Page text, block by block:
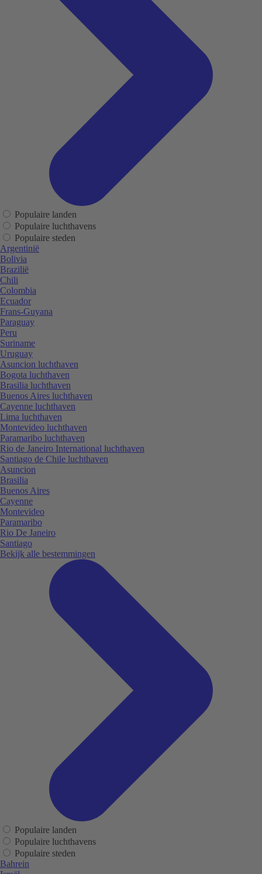
Populaire landen
Populaire luchthavens
Populaire steden
Argentinië
Bolivia
Brazilië
Chili
Colombia
Ecuador
Frans-Guyana
Paraguay
Peru
Suriname
Uruguay
Asuncion luchthaven
Bogota luchthaven
Brasilia luchthaven
Buenos Aires luchthaven
Cayenne luchthaven
Lima luchthaven
Montevideo luchthaven
Paramaribo luchthaven
Rio de Janeiro International luchthaven
Santiago de Chile luchthaven
Asuncion
Brasilia
Buenos Aires
Cayenne
Montevideo
Paramaribo
Rio De Janeiro
Santiago
Bekijk alle bestemmingen
Populaire landen
Populaire luchthavens
Populaire steden
Bahrein